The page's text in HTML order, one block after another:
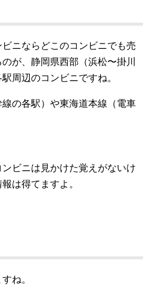
ニならどこのコンビニでも売
が、静岡県西部（浜松〜掛川
周辺のコンビニですね。
の各駅）や東海道本線（電車
ビニは見かけた覚えがないけ
は得てますよ。
ね。